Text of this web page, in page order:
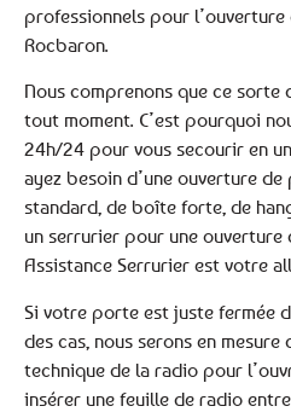
professionnels pour
Rocbaron.
Nous comprenons que ce
tout moment. C’est pourquoi
24h/24 pour vous secourir en
ayez besoin d’une ouverture
standard, de boîte forte, de
un serrurier pour une
Assistance Serrurier est votre
Si votre porte est juste fermée
des cas, nous serons en
technique de la radio pour
insérer une feuille de radio